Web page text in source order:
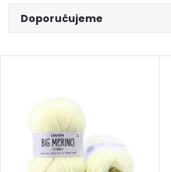
Ř
a
Doporučujeme
Abecedně